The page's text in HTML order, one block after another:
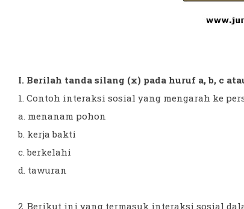
I. Berilah tanda silang (x) pada huruf a, b, c
1. Contoh interaksi sosial yang mengarah ke
a. menanam pohon
b. kerja bakti
c. berkelahi
d. tawuran
2. Berikut ini yang termasuk interaksi sosial